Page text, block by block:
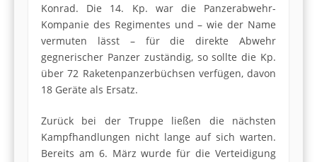
Konrad. Die 14. Kp. war die Panzerabwehr-
Kompanie des Regimentes und – wie der Name
vermuten lässt – für die direkte Abwehr
gegnerischer Panzer zuständig, so sollte die Kp.
über 72 Raketenpanzerbüchsen verfügen, davon
18 Geräte als Ersatz.
Zurück bei der Truppe ließen die nächsten
Kampfhandlungen nicht lange auf sich warten.
Bereits am 6. März wurde für die Verteidigung